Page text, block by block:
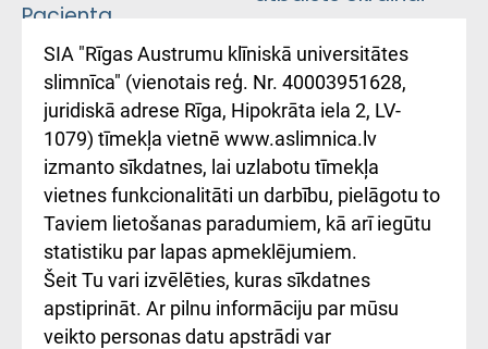
Pacienta
atsauksmju/sūdzību
iesniegšanas
kārtība
Kā pie mums nokļūt
Rēķinu apmaksas
ceļvedis
Rekvizīti un
ārstniecības
Підтримка Східної
лікарні та співпраця з
Україною
SIA "Rīgas Austrumu klīniskā universitātes
slimnīca" (vienotais reģ. Nr. 40003951628,
juridiskā adrese Rīga, Hipokrāta iela 2, LV-
1079) tīmekļa vietnē www.aslimnica.lv
izmanto sīkdatnes, lai uzlabotu tīmekļa
vietnes funkcionalitāti un darbību, pielāgotu to
Taviem lietošanas paradumiem, kā arī iegūtu
statistiku par lapas apmeklējumiem.
Šeit Tu vari izvēlēties, kuras sīkdatnes
apstiprināt. Ar pilnu informāciju par mūsu
veikto personas datu apstrādi var